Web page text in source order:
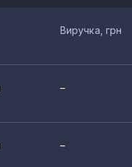
Виручка, грн
–
–